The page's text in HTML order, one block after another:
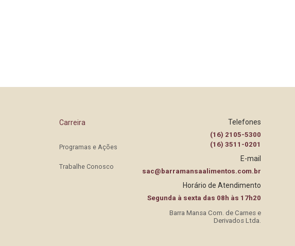
Carreira
Programas e Ações
Trabalhe Conosco
Telefones
(16) 2105-5300
(16) 3511-0201
E-mail
sac@barramansaalimentos.com.br
Horário de Atendimento
Segunda à sexta das 08h às 17h20
Barra Mansa Com. de Carnes e
Derivados Ltda.